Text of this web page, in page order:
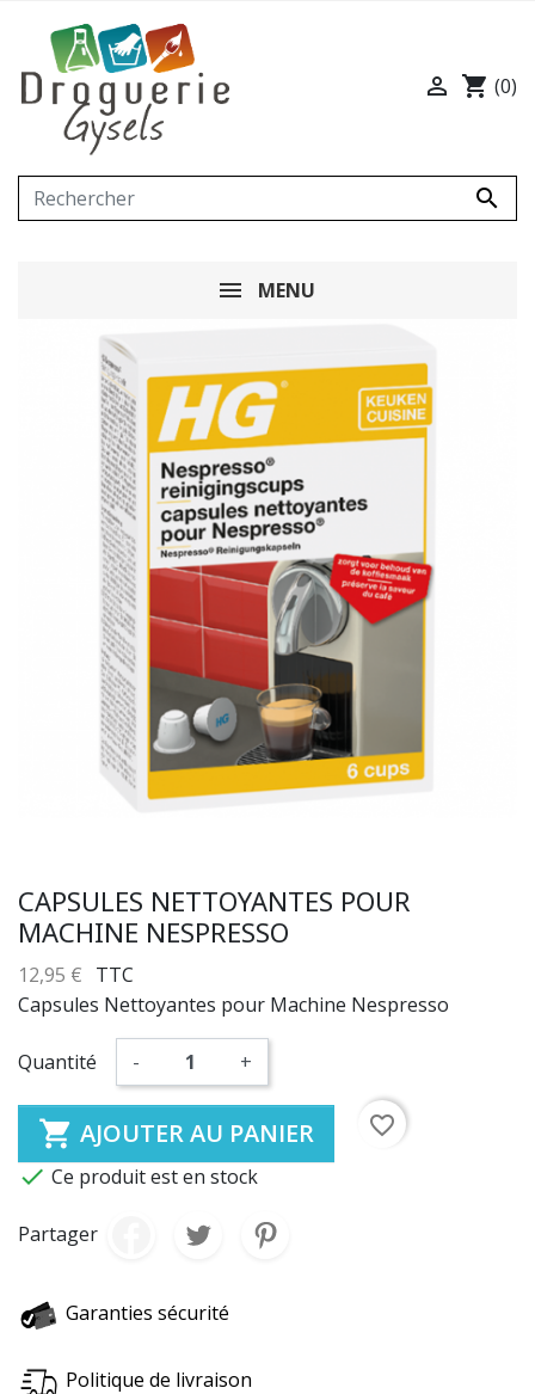

 shopping_cart (0)
MENU
CAPSULES NETTOYANTES POUR
MACHINE NESPRESSO
12,95 € TTC
Capsules Nettoyantes pour Machine Nespresso
Quantité - +
 AJOUTER AU PANIER
favorite_border
 Ce produit est en stock
Partager
Garanties sécurité
Politique de livraison